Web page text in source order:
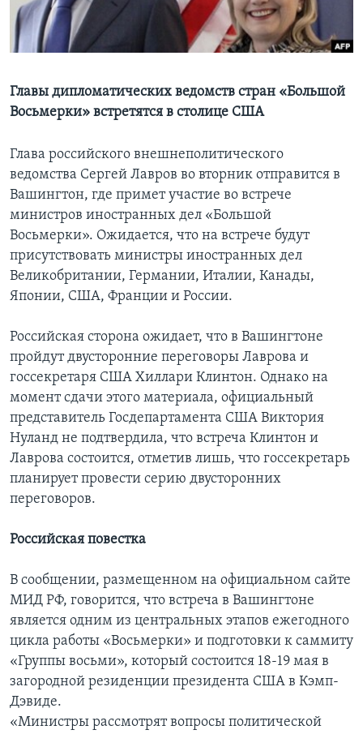
Learning English
Языки
Главы дипломатических ведомств стран «Большой
Восьмерки» встретятся в столице США
Глава российского внешнеполитического
ведомства Сергей Лавров во вторник отправится в
Вашингтон, где примет участие во встрече
министров иностранных дел «Большой
Восьмерки». Ожидается, что на встрече будут
присутствовать министры иностранных дел
Великобритании, Германии, Италии, Канады,
Японии, США, Франции и России.
Российская сторона ожидает, что в Вашингтоне
пройдут двусторонние переговоры Лаврова и
госсекретаря США Хиллари Клинтон. Однако на
момент сдачи этого материала, официальный
представитель Госдепартамента США Виктория
Нуланд не подтвердила, что встреча Клинтон и
Лаврова состоится, отметив лишь, что госсекретарь
планирует провести серию двусторонних
переговоров.
Российская повестка
В сообщении, размещенном на официальном сайте
МИД РФ, говорится, что встреча в Вашингтоне
является одним из центральных этапов ежегодного
цикла работы «Восьмерки» и подготовки к саммиту
«Группы восьми», который состоится 18-19 мая в
загородной резиденции президента США в Кэмп-
Дэвиде.
«Министры рассмотрят вопросы политической